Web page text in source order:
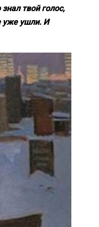
твой голос,
уже ушли. И